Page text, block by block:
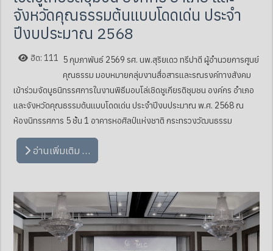
จังหวัดคุณธรรมต้นแบบโดดเด่น ประจำ
ปีงบประมาณ 2568
ฮิต: 111 5 กุมภาพันธ์ 2569 รศ. นพ.สุริยเดว ทรีปาตี ผู้อำนวยการศูนย์
คุณธรรม มอบหมายกลุ่มงานสื่อสารและรณรงค์ทางสังคม
เข้าร่วมจัดบูธนิทรรศการในงานพิธีมอบโล่เชิดชูเกียรติชุมชน องค์กร อำเภอ
และจังหวัดคุณธรรมต้นแบบโดดเด่น ประจำปีงบประมาณ พ.ศ. 2568 ณ
ห้องนิทรรศการ 5 ชั้น 1 อาคารหอศิลป์แห่งชาติ กระทรวงวัฒนธรรม
อ่านเพิ่มเติม …